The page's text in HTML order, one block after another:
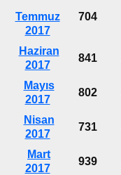
Temmuz
2017
704
Haziran
2017
841
Mayıs
2017
802
Nisan
2017
731
Mart
2017
939